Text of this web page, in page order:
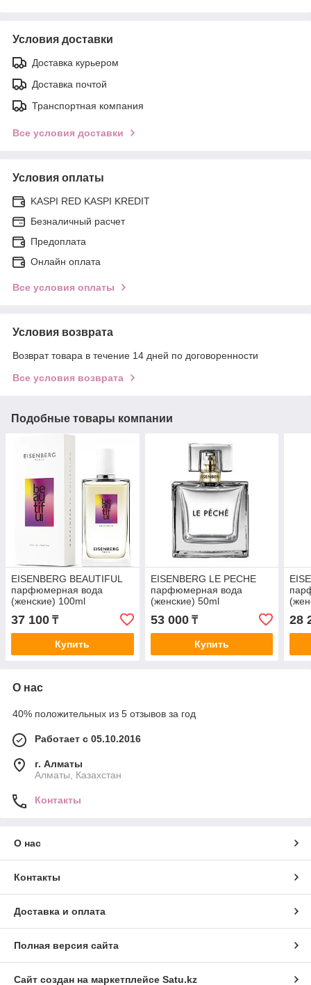
Условия доставки
Доставка курьером
Доставка почтой
Транспортная компания
Все условия доставки
Условия оплаты
KASPI RED KASPI KREDIT
Безналичный расчет
Предоплата
Онлайн оплата
Все условия оплаты
Условия возврата
Возврат товара в течение 14 дней по договоренности
Все условия возврата
Подобные товары компании
EISENBERG BEAUTIFUL
парфюмерная вода
(женские) 100ml
37 100 ₸
Купить
EISENBERG LE PECHE
парфюмерная вода
(женские) 50ml
53 000₸
Купить
28
О нас
40% положительных из 5 отзывов за год
Работает с 05.10.2016
г. Алматы
Алматы, Казахстан
Контакты
О нас
Контакты
Доставка и оплата
Полная версия сайта
Сайт создан на маркетплейсе Satu.kz